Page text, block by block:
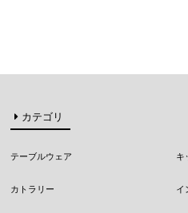
カテゴリ
テーブルウェア キ
カトラリー イ